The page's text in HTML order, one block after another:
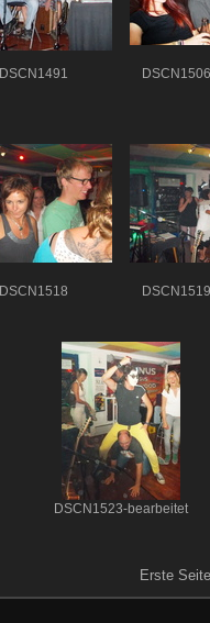
DSCN1491
DSCN1518
DSCN1523-bearbeitet
Erste Seite |